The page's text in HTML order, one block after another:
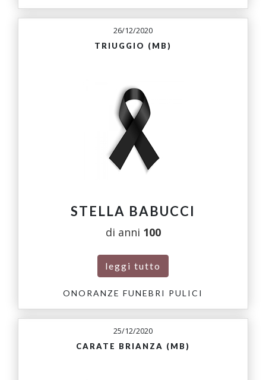
26/12/2020
TRIUGGIO (MB)
STELLA BABUCCI
di anni 100
leggi tutto
ONORANZE FUNEBRI PULICI
25/12/2020
CARATE BRIANZA (MB)